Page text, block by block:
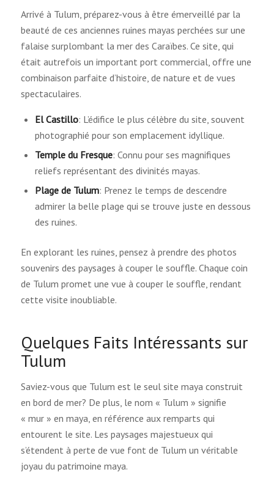
Arrivé à Tulum, préparez-vous à être émerveillé par la
beauté de ces anciennes ruines mayas perchées sur une
falaise surplombant la mer des Caraïbes. Ce site, qui
était autrefois un important port commercial, offre une
combinaison parfaite d’histoire, de nature et de vues
spectaculaires.
El Castillo: L’édifice le plus célèbre du site, souvent
photographié pour son emplacement idyllique.
Temple du Fresque: Connu pour ses magnifiques
reliefs représentant des divinités mayas.
Plage de Tulum: Prenez le temps de descendre
admirer la belle plage qui se trouve juste en dessous
des ruines.
En explorant les ruines, pensez à prendre des photos
souvenirs des paysages à couper le souffle. Chaque coin
de Tulum promet une vue à couper le souffle, rendant
cette visite inoubliable.
Quelques Faits Intéressants sur
Tulum
Saviez-vous que Tulum est le seul site maya construit
en bord de mer? De plus, le nom « Tulum » signifie
« mur » en maya, en référence aux remparts qui
entourent le site. Les paysages majestueux qui
s’étendent à perte de vue font de Tulum un véritable
joyau du patrimoine maya.